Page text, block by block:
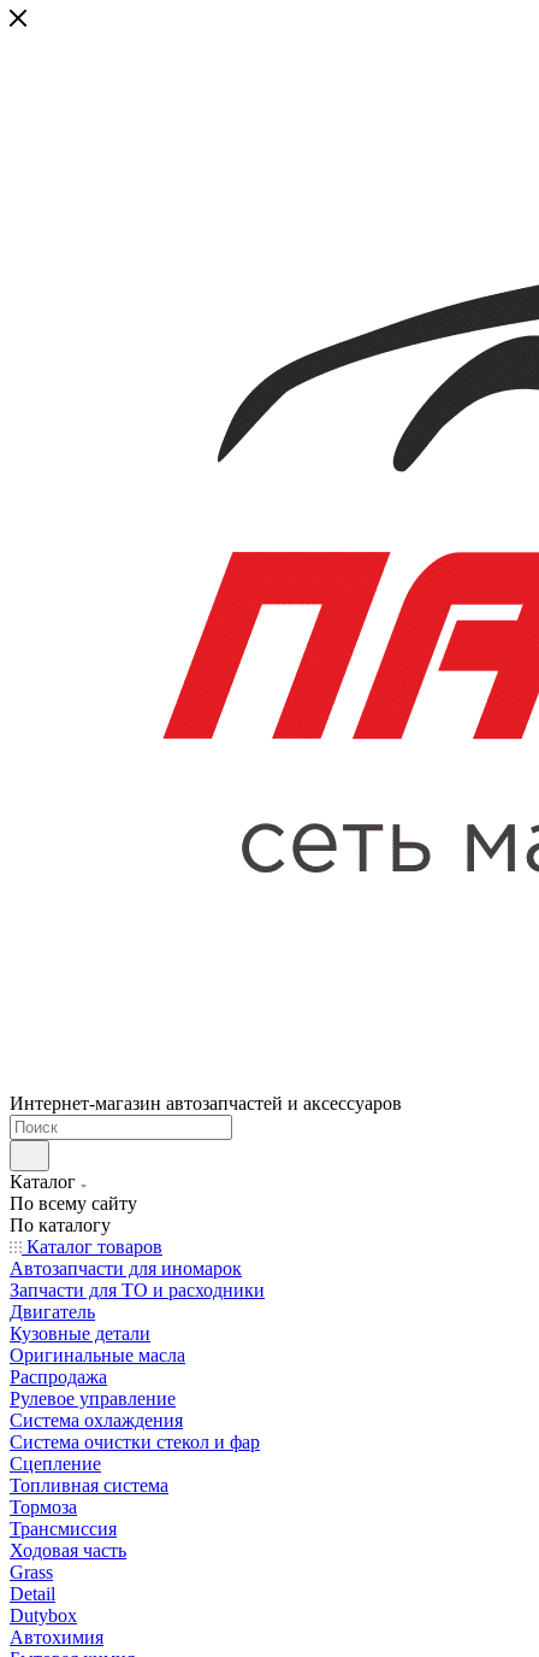
Интернет-магазин автозапчастей и аксессуаров
Каталог
По всему сайту
По каталогу
Каталог товаров
Автозапчасти для иномарок
Запчасти для ТО и расходники
Двигатель
Кузовные детали
Оригинальные масла
Распродажа
Рулевое управление
Система охлаждения
Система очистки стекол и фар
Сцепление
Топливная система
Тормоза
Трансмиссия
Ходовая часть
Grass
Detail
Dutybox
Автохимия